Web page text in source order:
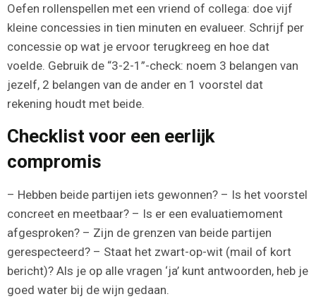
Oefen rollenspellen met een vriend of collega: doe vijf
kleine concessies in tien minuten en evalueer. Schrijf per
concessie op wat je ervoor terugkreeg en hoe dat
voelde. Gebruik de “3-2-1”-check: noem 3 belangen van
jezelf, 2 belangen van de ander en 1 voorstel dat
rekening houdt met beide.
Checklist voor een eerlijk
compromis
– Hebben beide partijen iets gewonnen? – Is het voorstel
concreet en meetbaar? – Is er een evaluatiemoment
afgesproken? – Zijn de grenzen van beide partijen
gerespecteerd? – Staat het zwart-op-wit (mail of kort
bericht)? Als je op alle vragen ‘ja’ kunt antwoorden, heb je
goed water bij de wijn gedaan.